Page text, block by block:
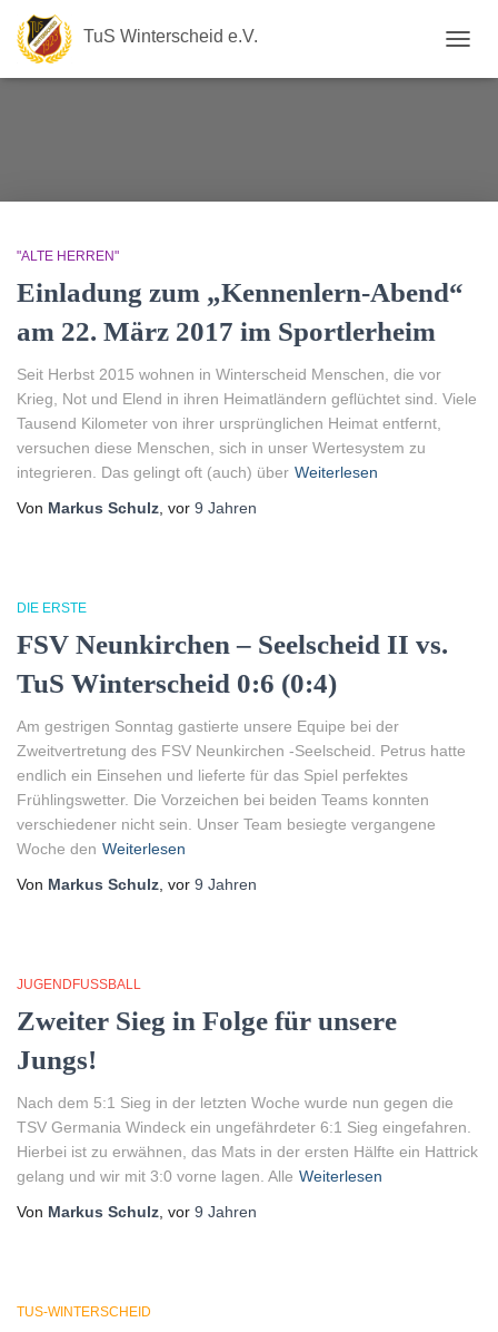
TuS Winterscheid e.V.
"ALTE HERREN"
Einladung zum „Kennenlern-Abend“
am 22. März 2017 im Sportlerheim
Seit Herbst 2015 wohnen in Winterscheid Menschen, die vor
Krieg, Not und Elend in ihren Heimatländern geflüchtet sind. Viele
Tausend Kilometer von ihrer ursprünglichen Heimat entfernt,
versuchen diese Menschen, sich in unser Wertesystem zu
integrieren. Das gelingt oft (auch) über Weiterlesen
Von Markus Schulz , vor 9 Jahren
DIE ERSTE
FSV Neunkirchen – Seelscheid II vs.
TuS Winterscheid 0:6 (0:4)
Am gestrigen Sonntag gastierte unsere Equipe bei der
Zweitvertretung des FSV Neunkirchen -Seelscheid. Petrus hatte
endlich ein Einsehen und lieferte für das Spiel perfektes
Frühlingswetter. Die Vorzeichen bei beiden Teams konnten
verschiedener nicht sein. Unser Team besiegte vergangene
Woche den Weiterlesen
Von Markus Schulz , vor 9 Jahren
JUGENDFUSSBALL
Zweiter Sieg in Folge für unsere
Jungs!
Nach dem 5:1 Sieg in der letzten Woche wurde nun gegen die
TSV Germania Windeck ein ungefährdeter 6:1 Sieg eingefahren.
Hierbei ist zu erwähnen, das Mats in der ersten Hälfte ein Hattrick
gelang und wir mit 3:0 vorne lagen. Alle Weiterlesen
Von Markus Schulz , vor 9 Jahren
TUS-WINTERSCHEID